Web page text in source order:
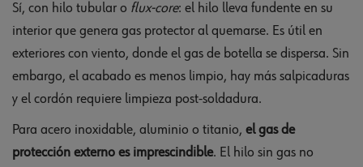
Sí, con hilo tubular o flux-core: el hilo lleva fundente en su
interior que genera gas protector al quemarse. Es útil en
exteriores con viento, donde el gas de botella se dispersa. Sin
embargo, el acabado es menos limpio, hay más salpicaduras
y el cordón requiere limpieza post-soldadura.
Para acero inoxidable, aluminio o titanio, el gas de
protección externo es imprescindible. El hilo sin gas no